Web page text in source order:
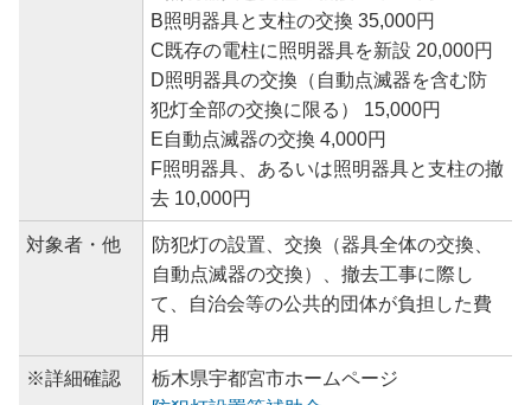
B照明器具と支柱の交換 35,000円
C既存の電柱に照明器具を新設 20,000円
D照明器具の交換（自動点滅器を含む防
犯灯全部の交換に限る） 15,000円
E自動点滅器の交換 4,000円
F照明器具、あるいは照明器具と支柱の撤
去 10,000円
対象者・他
防犯灯の設置、交換（器具全体の交換、
自動点滅器の交換）、撤去工事に際し
て、自治会等の公共的団体が負担した費
用
※詳細確認
栃木県宇都宮市ホームページ